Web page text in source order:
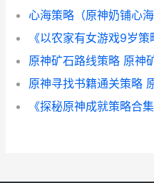
心海策略（原神奶铺心
原神矿石路线策略 原神
原神寻找书籍通关策略
《探秘原神成就策略合